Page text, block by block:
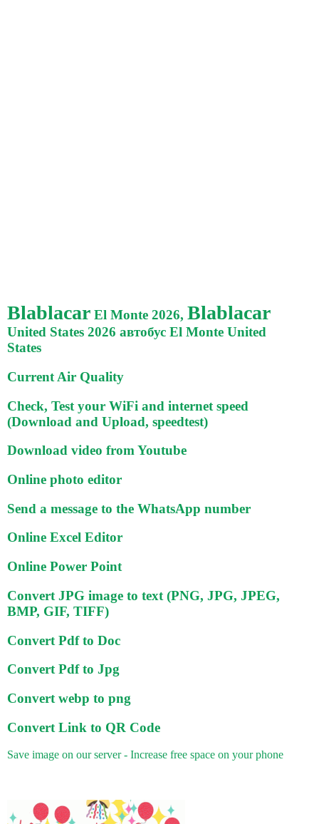
Blablacar El Monte 2026, Blablacar
United States 2026 автобус El Monte United
States
Current Air Quality
Check, Test your WiFi and internet speed
(Download and Upload, speedtest)
Download video from Youtube
Online photo editor
Send a message to the WhatsApp number
Online Excel Editor
Online Power Point
Convert JPG image to text (PNG, JPG, JPEG,
BMP, GIF, TIFF)
Convert Pdf to Doc
Convert Pdf to Jpg
Convert webp to png
Convert Link to QR Code
Save image on our server - Increase free space on your phone